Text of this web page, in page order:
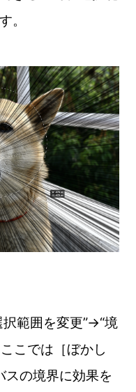
。
範囲を変更”→“境
こでは［ぼかし
の境界に効果を